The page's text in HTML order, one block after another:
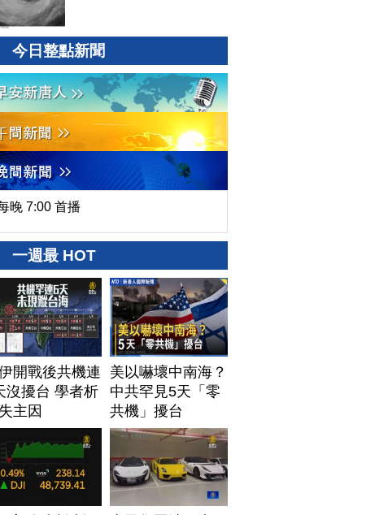
今日整點新聞
晚 7:00 首播
一週最 HOT
開戰後共機連
沒擾台 學者析
主因
美以嚇壞中南海？
中共罕見5天「零
共機」擾台